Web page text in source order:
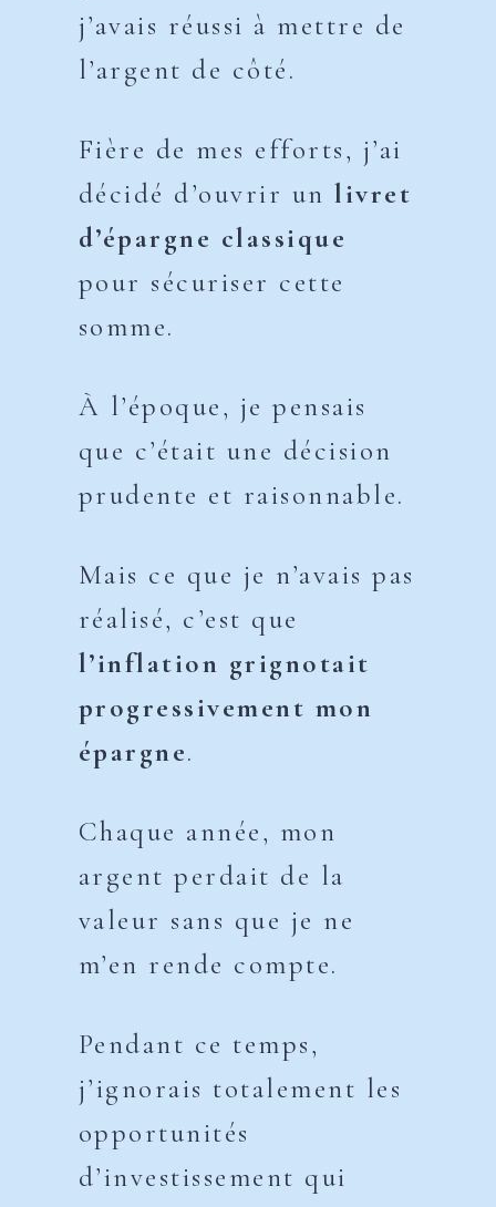
j’avais réussi à mettre de
l’argent de côté.
Fière de mes efforts, j’ai
décidé d’ouvrir unlivret
d’épargne classique
pour sécuriser cette
somme.
À l’époque, je pensais
que c’était une décision
prudente et raisonnable.
Mais ce que je n’avais pas
réalisé, c’est que
l’inflation grignotait
progressivement mon
épargne.
Chaque année, mon
argent perdait de la
valeur sans que je ne
m’en rende compte.
Pendant ce temps,
j’ignorais totalement les
opportunités
d’investissement qui